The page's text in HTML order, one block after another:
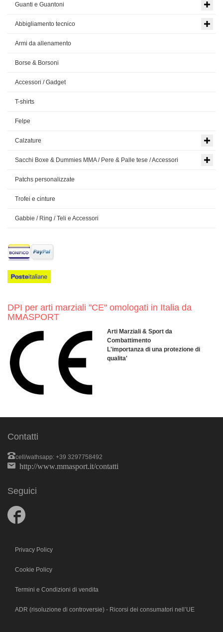
Guanti e Guantoni
Abbigliamento tecnico
Armi da allenamento
Borse & Borsoni
Accessori / Gadget
T-shirts
Felpe
Calzature
Sacchi Boxe & Dummies MMA / Pere & Palle tese / Accessori
Patchs personalizzate
Trofei e cinture
Gabbie / Ring / Teli e Accessori
DPI per arti marziali "CE" omologati in Italia da
MMASPORT
Arti Marziali & Sport da
Combattimento
L'importanza di una protezione di
qualita'
Contatti
cell/wathsapp: +39 3297758492
http://www.mmasport.it/contatti
Seguici
us
Privacy Policy
Cookie Policy
Termini e Condizioni di vendita
ADR (risoluzione di controversie) - Ricorsi dei consumatori nell’UE